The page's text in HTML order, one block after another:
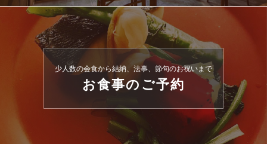
少人数の会食から結納、法事、節句のお祝いまで
お食事のご予約